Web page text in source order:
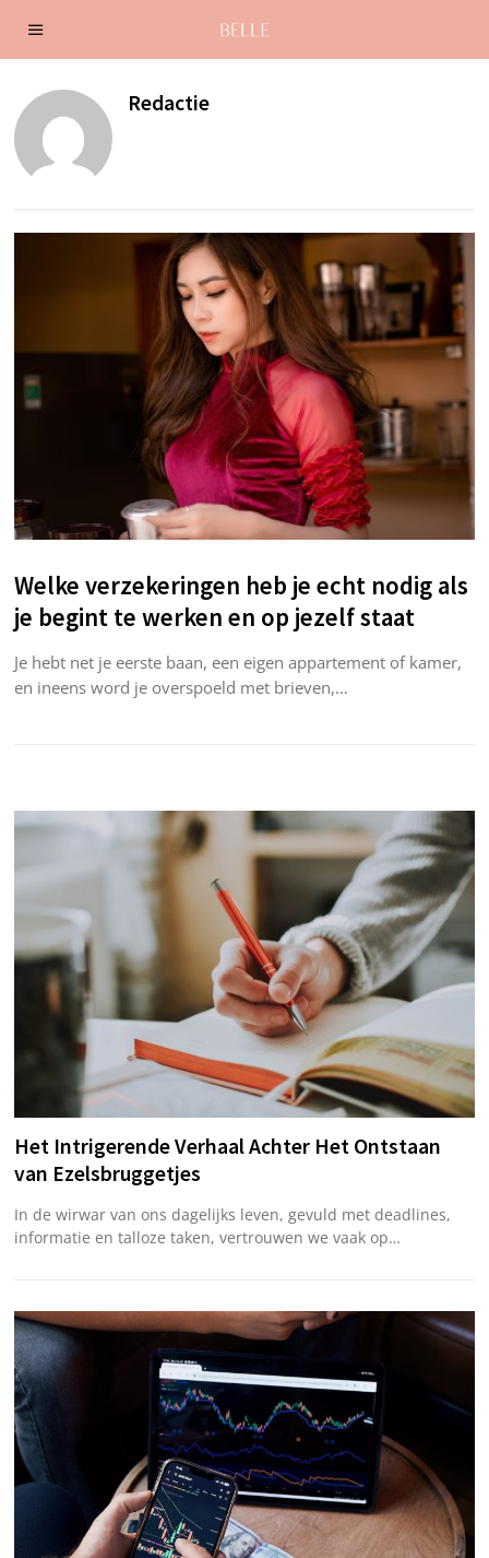
Redactie
Welke verzekeringen heb je echt nodig als
je begint te werken en op jezelf staat
Je hebt net je eerste baan, een eigen appartement of kamer,
en ineens word je overspoeld met brieven,…
Het Intrigerende Verhaal Achter Het Ontstaan
van Ezelsbruggetjes
In de wirwar van ons dagelijks leven, gevuld met deadlines,
informatie en talloze taken, vertrouwen we vaak op…